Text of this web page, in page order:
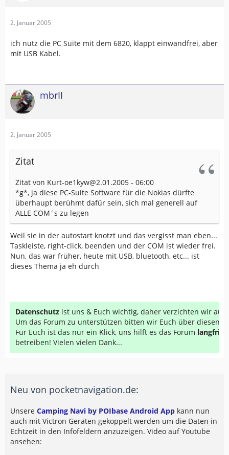
2. Januar 2005
ich nutz die PC Suite mit dem 6820, klappt einwandfrei, aber
mit USB Kabel.
mbrII
2. Januar 2005
Zitat
Zitat von Kurt-oe1kyw@2.01.2005 - 06:00
*g*, ja diese PC-Suite Software für die Nokias dürfte
überhaupt berühmt dafür sein, sich mal generell auf
ALLE COM´s zu legen
Weil sie in der autostart knotzt und das vergisst man eben...
Taskleiste, right-click, beenden und der COM ist wieder frei.
Nun, das war früher, heute mit USB, bluetooth, etc... ist
dieses Thema ja eh durch
Datenschutz ist uns & Euch wichtig, daher verzichten wir auf
Um das Forum zu unterstützen bitten wir Euch über diesen
Für Euch ist das nur ein Klick, uns hilft es das Forum
betreiben! Vielen vielen Dank...
Neu von pocketnavigation.de:
Unsere Camping Navi by POIbase Android App kann nun
auch mit Victron Geräten gekoppelt werden um die Daten in
Echtzeit in den Infofeldern anzuzeigen. Video auf Youtube
ansehen: